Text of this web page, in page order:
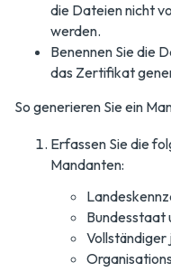
die Dateien nicht
werden.
Benennen Sie die
das Zertifikat
So generieren Sie ein
Erfassen Sie die
Mandanten:
Bundesstaat